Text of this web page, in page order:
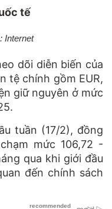
tế
Internet
dõi diễn biến của
tệ chính gồm EUR,
giữ nguyên ở mức
tuần (17/2), đồng
mức 106,72 -
qua khi giới đầu
đến chính sách